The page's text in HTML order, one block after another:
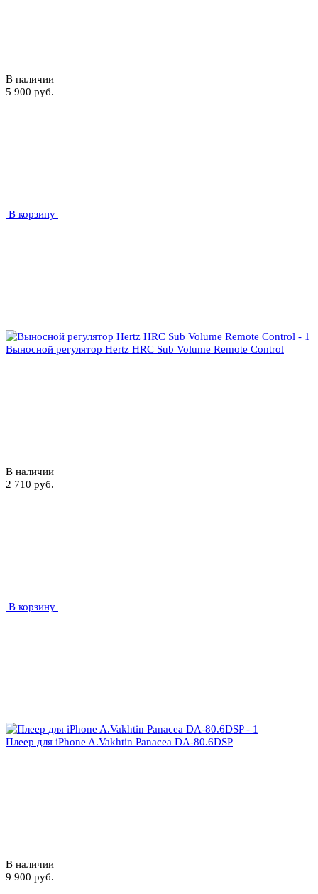
В наличии
5 900 руб.
В корзину
Выносной регулятор Hertz HRC Sub Volume Remote Control
В наличии
2 710 руб.
В корзину
Плеер для iPhone A.Vakhtin Panacea DA-80.6DSP
В наличии
9 900 руб.